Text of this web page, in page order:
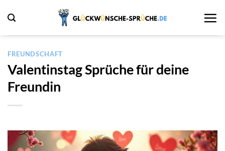
Inhalt
springen
FREUNDSCHAFT
Valentinstag Sprüche für deine
Freundin